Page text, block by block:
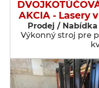
AKCIA - Lasery
Prodej /
Výkonný stroj pre